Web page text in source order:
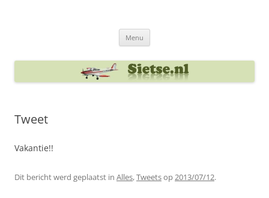
Menu
Tweet
Vakantie!!
Dit bericht werd geplaatst in Alles,Tweetsop2013/07/12.